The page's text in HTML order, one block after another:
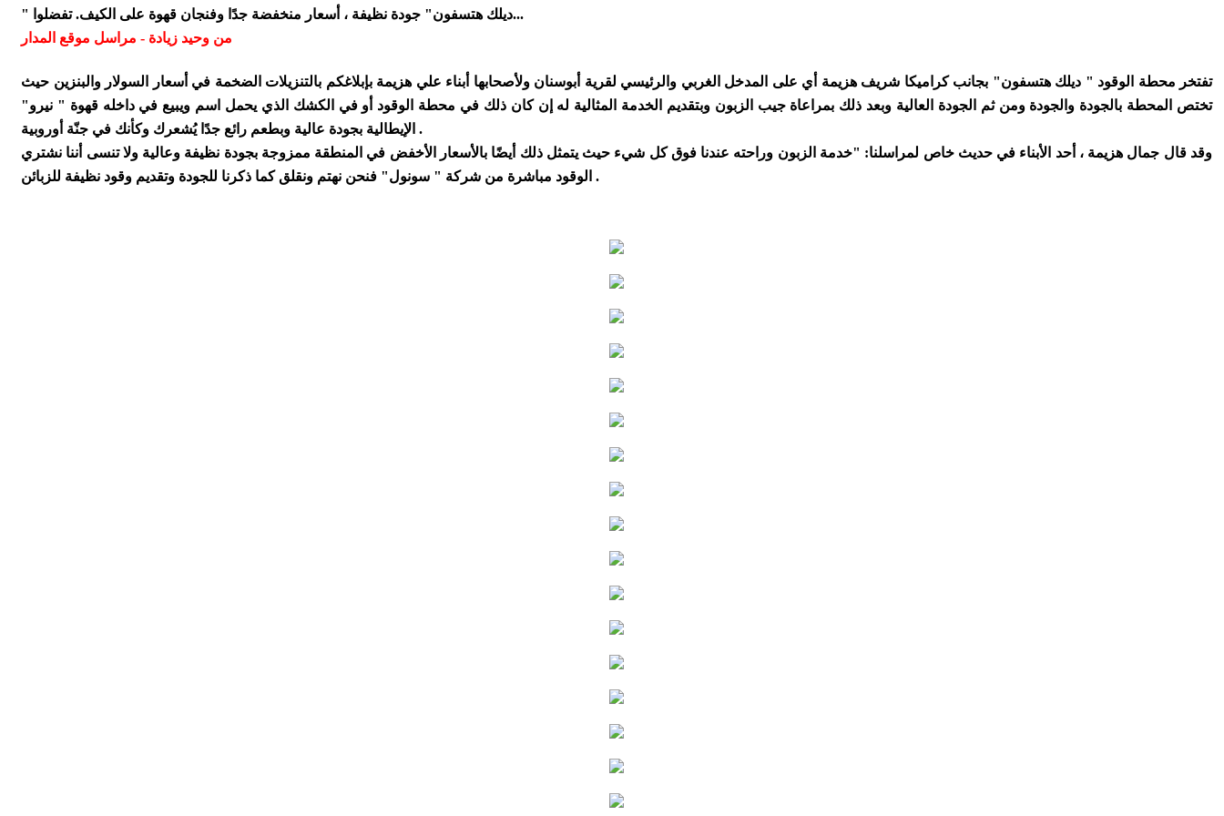
" ديلك هتسفون" جودة نظيفة ، أسعار منخفضة جدًا وفنجان قهوة على الكيف. تفضلوا...
من وحيد زيادة - مراسل موقع المدار
تفتخر محطة الوقود " ديلك هتسفون" بجانب كراميكا شريف هزيمة أي على المدخل الغربي والرئيسي لقرية أبوسنان ولأصحابها أبناء علي هزيمة بإبلاغكم بالتنزيلات الضخمة في أسعار السولار والبنزين حيث
تختص المحطة بالجودة والجودة ومن ثم الجودة العالية وبعد ذلك بمراعاة جيب الزبون وبتقديم الخدمة المثالية له إن كان ذلك في محطة الوقود أو في الكشك الذي يحمل اسم ويبيع في داخله قهوة " نيرو"
الإيطالية بجودة عالية وبطعم رائع جدًا يُشعرك وكأنك في جنّة أوروبية .
وقد قال جمال هزيمة ، أحد الأبناء في حديث خاص لمراسلنا: "خدمة الزبون وراحته عندنا فوق كل شيء حيث يتمثل ذلك أيضًا بالأسعار الأخفض في المنطقة ممزوجة بجودة نظيفة وعالية ولا تنسى أننا نشتري
الوقود مباشرة من شركة " سونول" فنحن نهتم ونقلق كما ذكرنا للجودة وتقديم وقود نظيفة للزبائن .